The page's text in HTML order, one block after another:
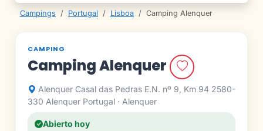
Campings / Portugal / Lisboa / Camping Alenquer
CAMPING
Camping Alenquer
Alenquer Casal das Pedras E.N. nº 9, Km 94 2580-
330 Alenquer Portugal · Alenquer
Abierto hoy